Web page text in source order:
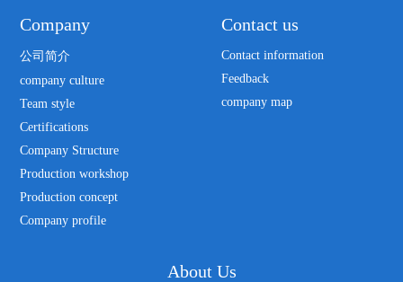
Company
公司简介
company culture
Team style
Certifications
Company Structure
Production workshop
Production concept
Company profile
Contact us
Contact information
Feedback
company map
About Us